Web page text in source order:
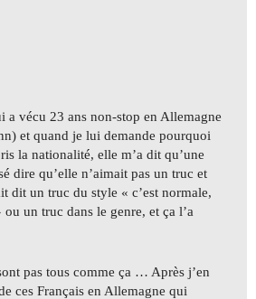
a vécu 23 ans non-stop en Allemagne
et quand je lui demande pourquoi
la nationalité, elle m’a dit qu’une
dire qu’elle n’aimait pas un truc et
dit un truc du style « c’est normale,
ou un truc dans le genre, et ça l’a
pas tous comme ça … Après j’en
ces Français en Allemagne qui